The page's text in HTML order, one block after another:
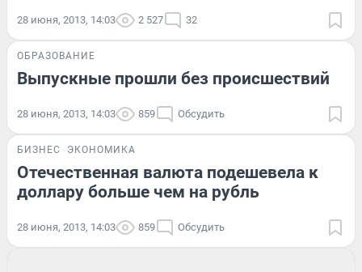
28 июня, 2013, 14:03 2 527 32
ОБРАЗОВАНИЕ
Выпускные прошли без происшествий
28 июня, 2013, 14:03 859 Обсудить
БИЗНЕС ЭКОНОМИКА
Отечественная валюта подешевела к
доллару больше чем на рубль
28 июня, 2013, 14:03 859 Обсудить